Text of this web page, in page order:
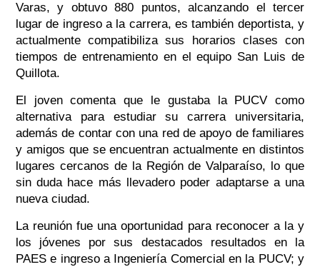
Varas, y obtuvo 880 puntos, alcanzando el tercer
lugar de ingreso a la carrera, es también deportista, y
actualmente compatibiliza sus horarios clases con
tiempos de entrenamiento en el equipo San Luis de
Quillota.
El joven comenta que le gustaba la PUCV como
alternativa para estudiar su carrera universitaria,
además de contar con una red de apoyo de familiares
y amigos que se encuentran actualmente en distintos
lugares cercanos de la Región de Valparaíso, lo que
sin duda hace más llevadero poder adaptarse a una
nueva ciudad.
La reunión fue una oportunidad para reconocer a la y
los jóvenes por sus destacados resultados en la
PAES e ingreso a Ingeniería Comercial en la PUCV; y